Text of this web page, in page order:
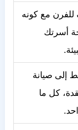
مع كونه
أسرتك
إلى صيانة
كل ما